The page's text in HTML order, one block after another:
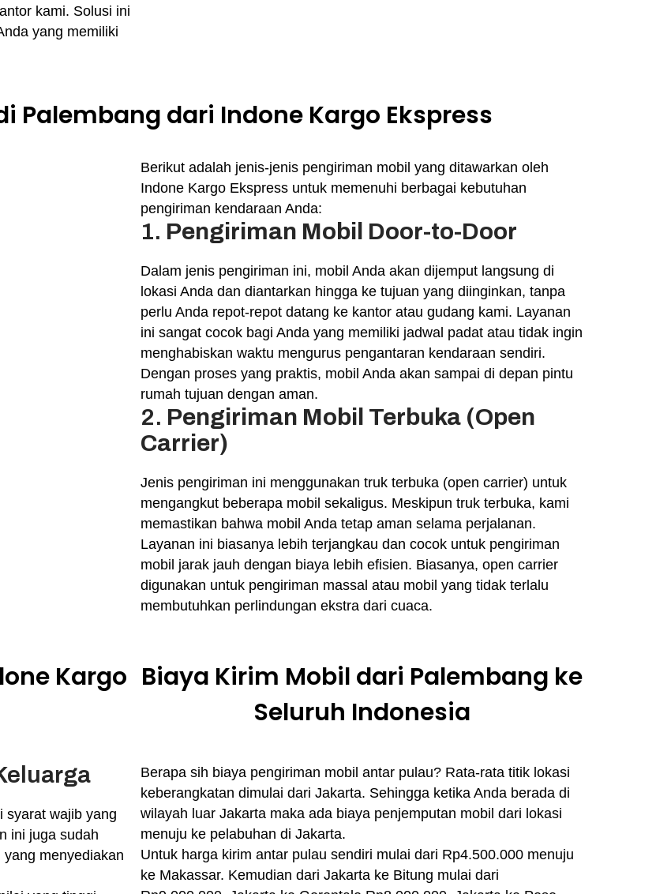
kami. Solusi ini
yang memiliki
Palembang dari Indone Kargo Ekspress
Berikut adalah jenis-jenis pengiriman mobil yang ditawarkan oleh
Indone Kargo Ekspress untuk memenuhi berbagai kebutuhan
pengiriman kendaraan Anda:
1. Pengiriman Mobil Door-to-Door
Dalam jenis pengiriman ini, mobil Anda akan dijemput langsung di
lokasi Anda dan diantarkan hingga ke tujuan yang diinginkan, tanpa
perlu Anda repot-repot datang ke kantor atau gudang kami. Layanan
ini sangat cocok bagi Anda yang memiliki jadwal padat atau tidak ingin
menghabiskan waktu mengurus pengantaran kendaraan sendiri.
Dengan proses yang praktis, mobil Anda akan sampai di depan pintu
rumah tujuan dengan aman.
2. Pengiriman Mobil Terbuka (Open
Carrier)
Jenis pengiriman ini menggunakan truk terbuka (open carrier) untuk
mengangkut beberapa mobil sekaligus. Meskipun truk terbuka, kami
memastikan bahwa mobil Anda tetap aman selama perjalanan.
Layanan ini biasanya lebih terjangkau dan cocok untuk pengiriman
mobil jarak jauh dengan biaya lebih efisien. Biasanya, open carrier
digunakan untuk pengiriman massal atau mobil yang tidak terlalu
membutuhkan perlindungan ekstra dari cuaca.
Kargo Biaya Kirim Mobil dari Palembang ke
Seluruh Indonesia
syarat wajib yang
ini juga sudah
menyediakan
Berapa sih biaya pengiriman mobil antar pulau? Rata-rata titik lokasi
keberangkatan dimulai dari Jakarta. Sehingga ketika Anda berada di
wilayah luar Jakarta maka ada biaya penjemputan mobil dari lokasi
menuju ke pelabuhan di Jakarta.
Untuk harga kirim antar pulau sendiri mulai dari Rp4.500.000 menuju
ke Makassar. Kemudian dari Jakarta ke Bitung mulai dari